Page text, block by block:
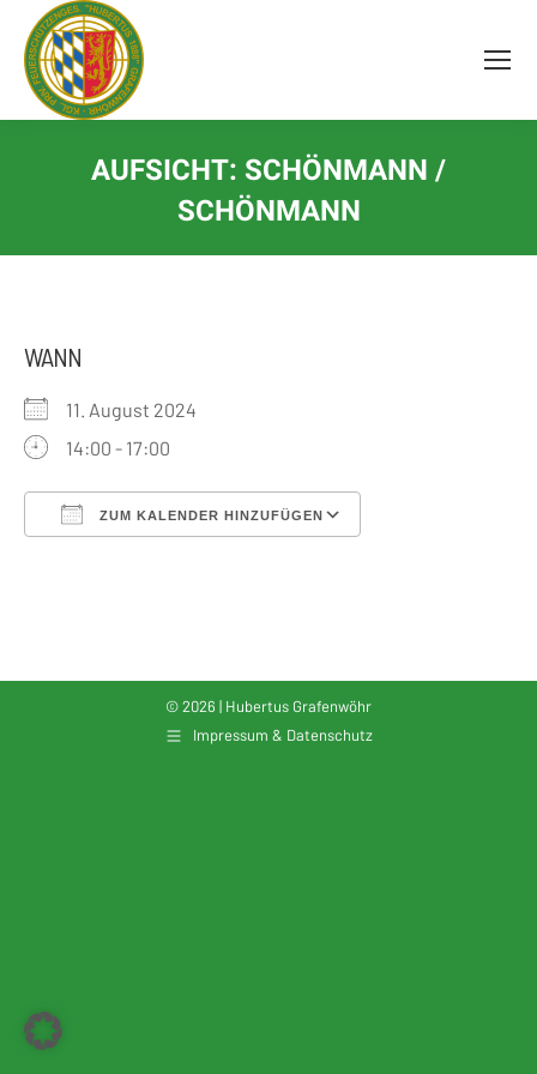
springen
AUFSICHT: SCHÖNMANN /
SCHÖNMANN
WANN
11. August 2024
14:00 - 17:00
ZUM KALENDER HINZUFÜGEN
© 2026 | Hubertus Grafenwöhr
Impressum & Datenschutz